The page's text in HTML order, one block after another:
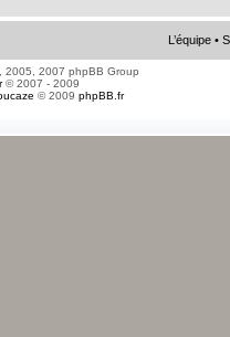
L’équipe •
2005, 2007 phpBB Group
© 2007 - 2009
© 2009 phpBB.fr